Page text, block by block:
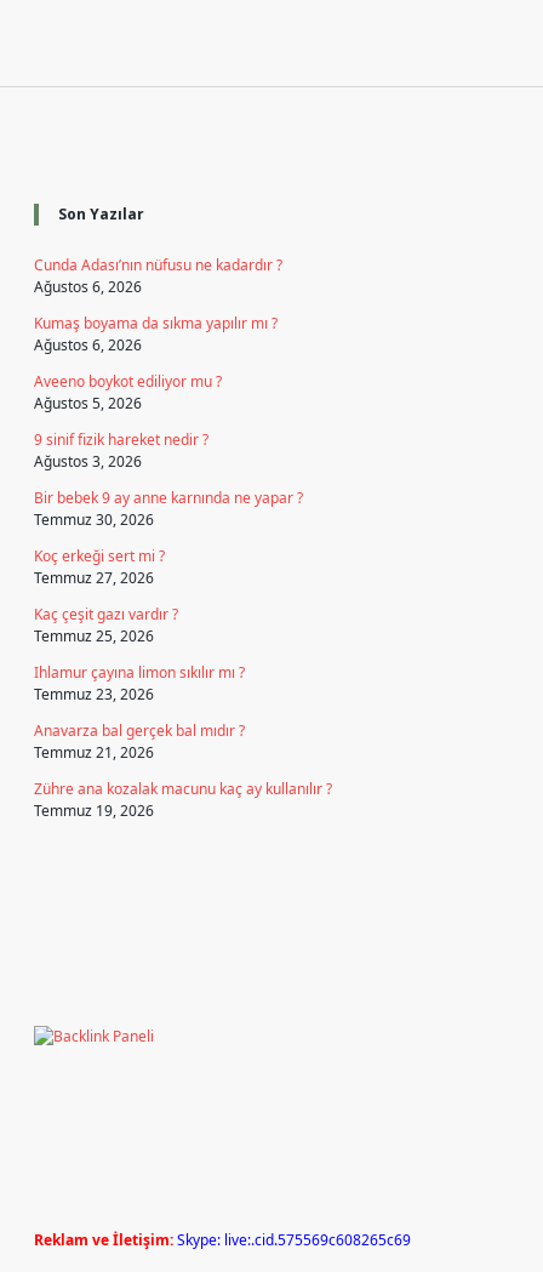
Son Yazılar
Cunda Adası’nın nüfusu ne kadardır ?
Ağustos 6, 2026
Kumaş boyama da sıkma yapılır mı ?
Ağustos 6, 2026
Aveeno boykot ediliyor mu ?
Ağustos 5, 2026
9 sinif fizik hareket nedir ?
Ağustos 3, 2026
Bir bebek 9 ay anne karnında ne yapar ?
Temmuz 30, 2026
Koç erkeği sert mi ?
Temmuz 27, 2026
Kaç çeşit gazı vardır ?
Temmuz 25, 2026
Ihlamur çayına limon sıkılır mı ?
Temmuz 23, 2026
Anavarza bal gerçek bal mıdır ?
Temmuz 21, 2026
Zühre ana kozalak macunu kaç ay kullanılır ?
Temmuz 19, 2026
Reklam ve İletişim:Skype: live:.cid.575569c608265c69